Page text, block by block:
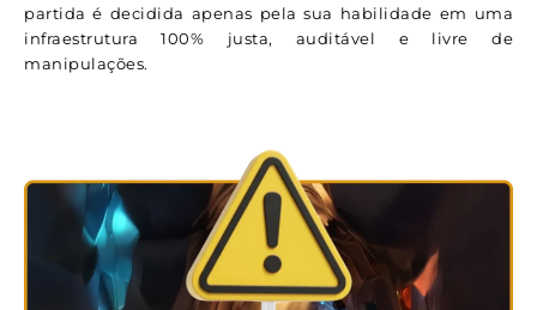
partida é decidida apenas pela sua habilidade em uma
infraestrutura 100% justa, auditável e livre de
manipulações.